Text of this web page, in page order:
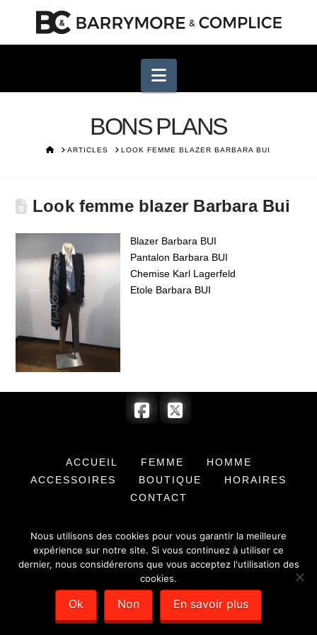
Navigation
BONS PLANS
HOMEARTICLES LOOK FEMME BLAZER BARBARA BUI
Look femme blazer Barbara Bui
Blazer Barbara BUI
Pantalon Barbara BUI
Chemise Karl Lagerfeld
Etole Barbara BUI
ACCUEIL FEMME
HOMME
ACCESSOIRES
BOUTIQUE
HORAIRES
CONTACT
SIRET : 351 779 384 00012 -Mentions légales- Création de sites
internet :
Déclic Communication
Nous utilisons des cookies pour vous garantir la meilleure
expérience sur notre site. Si vous continuez à utiliser ce
dernier, nous considérerons que vous acceptez l'utilisation des
cookies.
Ok Non En savoir plus